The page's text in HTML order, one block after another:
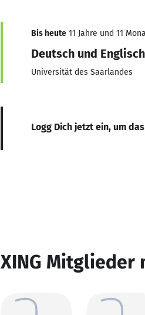
Bis heute 11 Jahre und 11
Deutsch und Englisch
Universität des Saarlandes
Logg Dich jetzt ein, um
XING Mitglieder